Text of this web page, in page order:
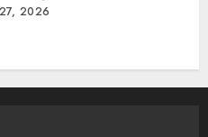
27, 2026